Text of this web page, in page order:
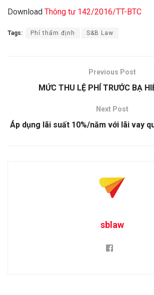
Download Thông tư 142/2016/TT-BTC
Tags: Phí thẩm định S&B Law
Previous Post
MỨC THU LỆ PHÍ TRƯỚC BẠ
Next Post
Áp dụng lãi suất 10%/năm với lãi vay
sblaw